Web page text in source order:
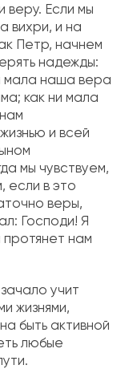
веру. Если мы
вихри, и на
Петр, начнем
надежды:
мала наша вера
как ни мала
и всей
мы чувствуем,
если в это
веры,
Господи! Я
нам
учит
жизнями,
быть активной
любые